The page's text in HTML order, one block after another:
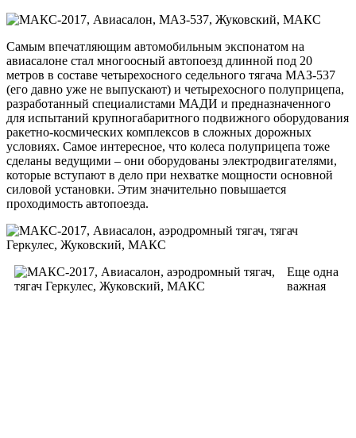
Самым впечатляющим автомобильным экспонатом на
авиасалоне стал многоосный автопоезд длинной под 20
метров в составе четырехосного седельного тягача МАЗ-537
(его давно уже не выпускают) и четырехосного полуприцепа,
разработанный специалистами МАДИ и предназначенного
для испытаний крупногабаритного подвижного оборудования
ракетно-космических комплексов в сложных дорожных
условиях. Самое интересное, что колеса полуприцепа тоже
сделаны ведущими – они оборудованы электродвигателями,
которые вступают в дело при нехватке мощности основной
силовой установки. Этим значительно повышается
проходимость автопоезда.
Еще одна
важная